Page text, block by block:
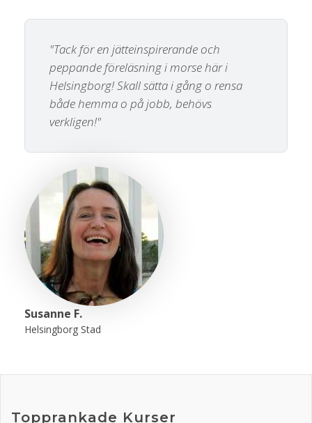
"Tack för en jätteinspirerande och
peppande föreläsning i morse här i
Helsingborg! Skall sätta i gång o rensa
både hemma o på jobb, behövs
verkligen!"
Susanne F.
Helsingborg Stad
Topprankade Kurser